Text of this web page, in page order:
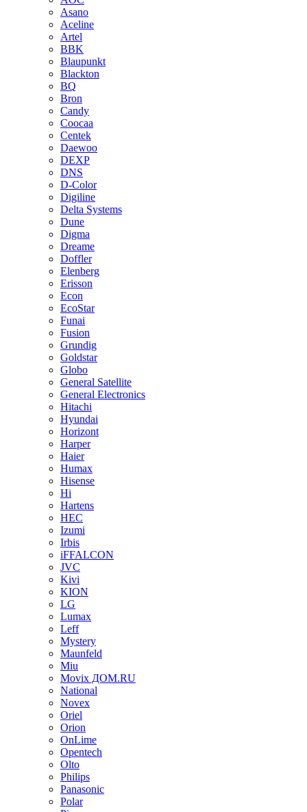
Asano
Aceline
Artel
BBK
Blaupunkt
Blackton
BQ
Bron
Candy
Coocaa
Centek
Daewoo
DEXP
DNS
D-Color
Digiline
Delta Systems
Dune
Digma
Dreame
Doffler
Elenberg
Erisson
Econ
EcoStar
Funai
Fusion
Grundig
Goldstar
Globo
General Satellite
General Electronics
Hitachi
Hyundai
Horizont
Harper
Haier
Humax
Hisense
Hi
Hartens
HEC
Izumi
Irbis
iFFALCON
JVC
Kivi
KION
LG
Lumax
Leff
Mystery
Maunfeld
Miu
Movix ДОМ.RU
National
Novex
Oriel
Orion
OnLime
Opentech
Olto
Philips
Panasonic
Polar